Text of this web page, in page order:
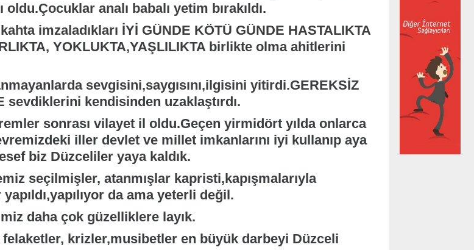
oldu.Çocuklar analı babalı yetim bırakıldı.
imzaladıkları İYİ GÜNDE KÖTÜ GÜNDE HASTALIKTA
YOKLUKTA,YAŞLILIKTA birlikte olma ahitlerini
sevgisini,saygısını,ilgisini yitirdi.GEREKSİZ
sevdiklerini kendisinden uzaklaştırdı.
sonrası vilayet il oldu.Geçen yirmidört yılda onlarca
iller devlet ve millet imkanlarını iyi kullanıp aya
biz Düzceliler yaya kaldık.
seçilmişler, atanmışlar kapristi,kapışmalarıyla
da ama yeterli değil.
daha çok güzelliklere layık.
krizler,musibetler en büyük darbeyi Düzceli